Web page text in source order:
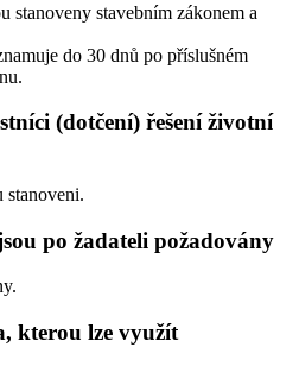
stanoveny stavebním zákonem a
do 30 dnů po příslušném
(dotčení) řešení životní
stanoveni.
po žadateli požadovány
kterou lze využít